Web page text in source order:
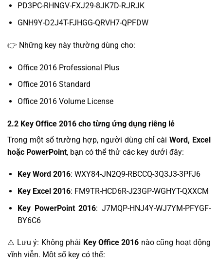
PD3PC-RHNGV-FXJ29-8JK7D-RJRJK
GNH9Y-D2J4T-FJHGG-QRVH7-QPFDW
👉 Những key này thường dùng cho:
Office 2016 Professional Plus
Office 2016 Standard
Office 2016 Volume License
2.2 Key Office 2016 cho từng ứng dụng riêng lẻ
Trong một số trường hợp, người dùng chỉ càiWord, Excel
hoặc PowerPoint, bạn có thể thử các key dưới đây:
Key Word 2016: WXY84-JN2Q9-RBCCQ-3Q3J3-3PFJ6
Key Excel 2016: FM9TR-HCD6R-J23GP-WGHYT-QXXCM
Key PowerPoint 2016: J7MQP-HNJ4Y-WJ7YM-PFYGF-
BY6C6
⚠️ Lưu ý: Không phải Key Office 2016 nào cũng hoạt động
vĩnh viễn. Một số key có thể: